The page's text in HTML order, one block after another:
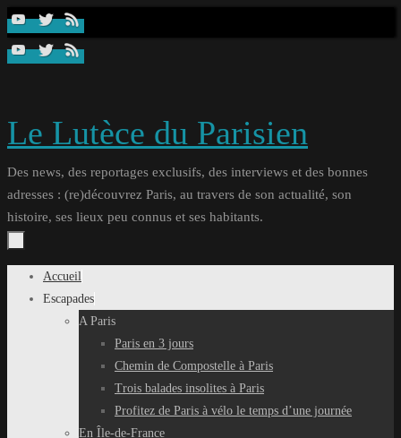
Passer
contenu
Le Lutèce du Parisien
Des news, des reportages exclusifs, des interviews et des bonnes
adresses : (re)découvrez Paris, au travers de son actualité, son
histoire, ses lieux peu connus et ses habitants.
Passer
Accueil
Escapades
A Paris
Paris en 3 jours
Chemin de Compostelle à Paris
Trois balades insolites à Paris
Profitez de Paris à vélo le temps d’une journée
En Île-de-France